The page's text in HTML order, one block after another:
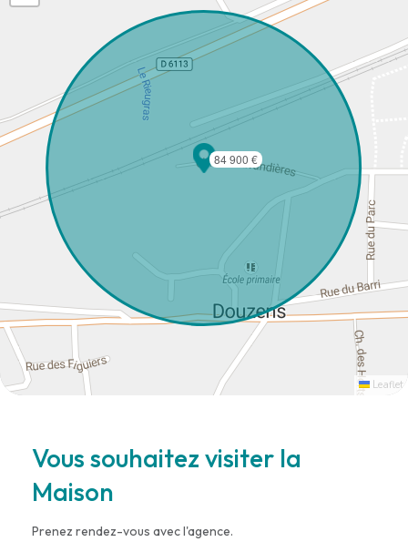
84 900 €
Leaflet
Vous souhaitez visiter la
Maison
Prenez rendez-vous avec l'agence.